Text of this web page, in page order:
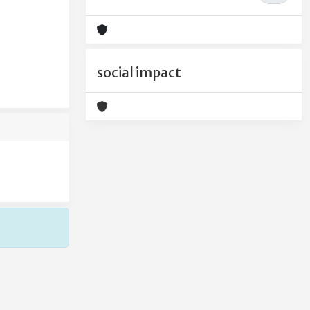
social impact